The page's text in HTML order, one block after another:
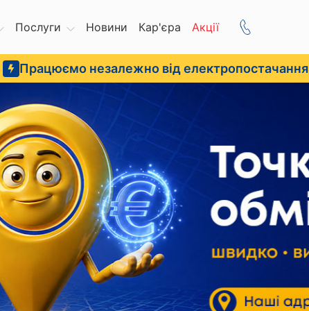
Послуги Новини Кар'єра Акції
Працюємо незалежно від електропостачання